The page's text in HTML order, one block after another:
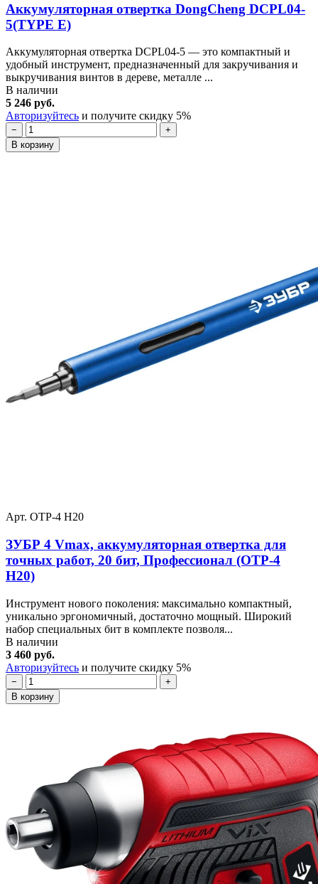
Аккумуляторная отвертка DongCheng DCPL04-
5(TYPE E)
Аккумуляторная отвертка DCPL04-5 — это компактный и
удобный инструмент, предназначенный для закручивания и
выкручивания винтов в дереве, металле ...
В наличии
5 246 руб.
Авторизуйтесь и получите скидку 5%
−
+
В корзину
Арт. ОТР-4 Н20
ЗУБР 4 Vmax, аккумуляторная отвертка для
точных работ, 20 бит, Профессионал (ОТР-4
Н20)
Инструмент нового поколения: максимально компактный,
уникально эргономичный, достаточно мощный. Широкий
набор специальных бит в комплекте позволя...
В наличии
3 460 руб.
Авторизуйтесь и получите скидку 5%
−
+
В корзину